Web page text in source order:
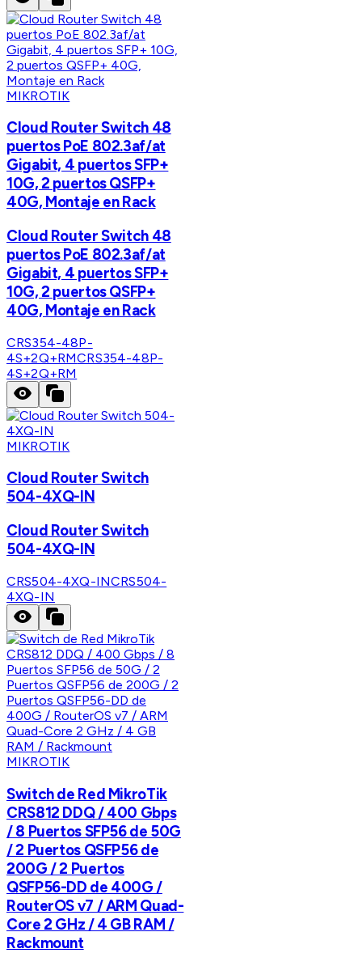
MIKROTIK
Cloud Router Switch 48
puertos PoE 802.3af/at
Gigabit, 4 puertos SFP+
10G, 2 puertos QSFP+
40G, Montaje en Rack
Cloud Router Switch 48
puertos PoE 802.3af/at
Gigabit, 4 puertos SFP+
10G, 2 puertos QSFP+
40G, Montaje en Rack
CRS354-48P-
4S+2Q+RMCRS354-48P-
4S+2Q+RM
MIKROTIK
Cloud Router Switch
504-4XQ-IN
Cloud Router Switch
504-4XQ-IN
CRS504-4XQ-INCRS504-
4XQ-IN
MIKROTIK
Switch de Red MikroTik
CRS812 DDQ / 400 Gbps
/ 8 Puertos SFP56 de 50G
/ 2 Puertos QSFP56 de
200G / 2 Puertos
QSFP56-DD de 400G /
RouterOS v7 / ARM Quad-
Core 2 GHz / 4 GB RAM /
Rackmount